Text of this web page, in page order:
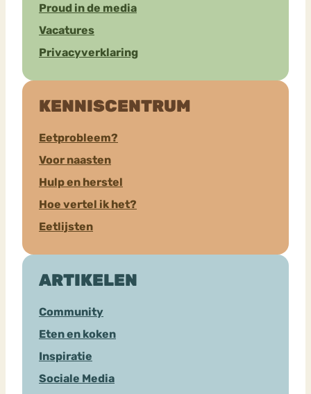
Proud in de media
Vacatures
Privacyverklaring
KENNISCENTRUM
Eetprobleem?
Voor naasten
Hulp en herstel
Hoe vertel ik het?
Eetlijsten
ARTIKELEN
Community
Eten en koken
Inspiratie
Sociale Media